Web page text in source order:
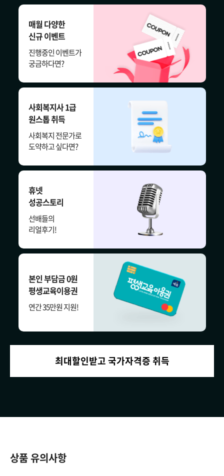
매월 다양한
신규 이벤트
진행중인 이벤트가
궁금하다면?
사회복지사 1급
원스톱 취득
사회복지 전문가로
도약하고 싶다면?
휴넷
성공스토리
선배들의
리얼후기!
본인 부담금 0원
평생교육이용권
연간 35만원 지원!
최대할인받고 국가자격증 취득
상품 유의사항